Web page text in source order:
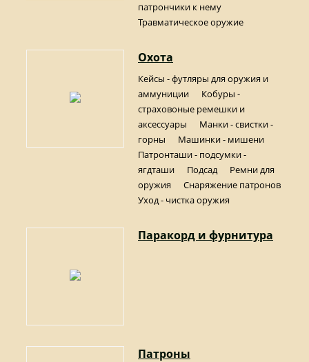
патрончики к нему
Травматическое оружие
Охота
Кейсы - футляры для оружия и
аммуниции
Кобуры -
страховоные ремешки и
аксессуары
Манки - свистки -
горны
Машинки - мишени
Патронташи - подсумки -
ягдташи
Подсад
Ремни для
оружия
Снаряжение патронов
Уход - чистка оружия
Паракорд и фурнитура
Патроны